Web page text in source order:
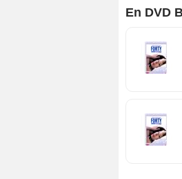
En DVD